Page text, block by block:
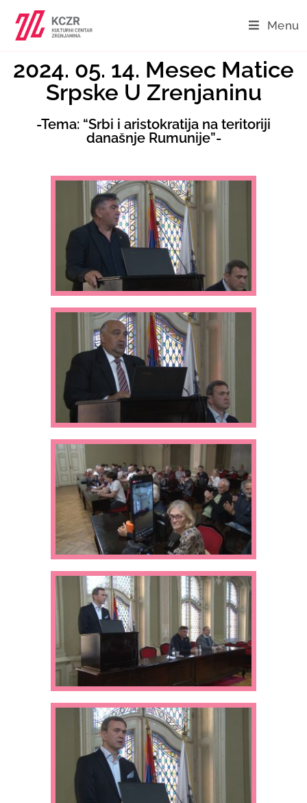
Menu
2024. 05. 14. Mesec Matice
Srpske U Zrenjaninu
-Tema: “Srbi i aristokratija na teritoriji
današnje Rumunije”-